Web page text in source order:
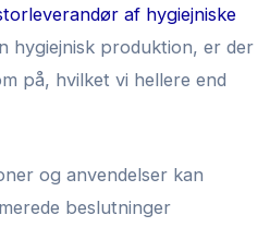
af hygiejniske
hygiejnisk produktion, er der
på, hvilket vi hellere end
og anvendelser kan
beslutninger